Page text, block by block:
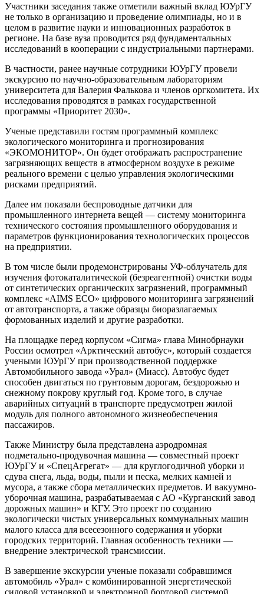
Участники заседания также отметили важный вклад ЮУрГУ
не только в организацию и проведение олимпиады, но и в
целом в развитие науки и инновационных разработок в
регионе. На базе вуза проводится ряд фундаментальных
исследований в кооперации с индустриальными партнерами.
В частности, ранее научные сотрудники ЮУрГУ провели
экскурсию по научно-образовательным лабораториям
университета для Валерия Фалькова и членов оргкомитета. Их
исследования проводятся в рамках государственной
программы «Приоритет 2030».
Ученые представили гостям программный комплекс
экологического мониторинга и прогнозирования
«ЭКОМОНИТОР». Он будет отображать распространение
загрязняющих веществ в атмосферном воздухе в режиме
реального времени с целью управления экологическими
рисками предприятий.
Далее им показали беспроводные датчики для
промышленного интернета вещей — систему мониторинга
технического состояния промышленного оборудования и
параметров функционирования технологических процессов
на предприятии.
В том числе были продемонстрированы УФ-облучатель для
изучения фотокаталитической (безреагентной) очистки воды
от синтетических органических загрязнений, программный
комплекс «AIMS ECO» цифрового мониторинга загрязнений
от автотранспорта, а также образцы биоразлагаемых
формованных изделий и другие разработки.
На площадке перед корпусом «Сигма» глава Минобрнауки
России осмотрел «Арктический автобус», который создается
учеными ЮУрГУ при производственной поддержке
Автомобильного завода «Урал» (Миасс). Автобус будет
способен двигаться по грунтовым дорогам, бездорожью и
снежному покрову круглый год. Кроме того, в случае
аварийных ситуаций в транспорте предусмотрен жилой
модуль для полного автономного жизнеобеспечения
пассажиров.
Также Министру была представлена аэродромная
подметально-продувочная машина — совместный проект
ЮУрГУ и «СпецАгрегат» — для круглогодичной уборки и
сдува снега, льда, воды, пыли и песка, мелких камней и
мусора, а также сбора металлических предметов. И вакуумно-
уборочная машина, разрабатываемая с АО «Курганский завод
дорожных машин» и КГУ. Это проект по созданию
экологически чистых универсальных коммунальных машин
малого класса для всесезонного содержания и уборки
городских территорий. Главная особенность техники —
внедрение электрической трансмиссии.
В завершение экскурсии ученые показали собравшимся
автомобиль «Урал» с комбинированной энергетической
силовой установкой и электронной бортовой системой